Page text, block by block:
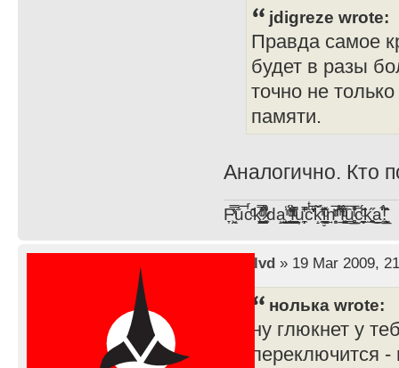
jdigreze wrote:
Правда самое
будет в разы
точно не
памяти.
Аналогично. Кто
F̞͖̭̿̔ͯu̐̅cͬ̑ͩk̨̤̳͇̮̭̪̠̽̿̓̆ͭͩ ̷̩̰͎̩͓̘̾̀ͬ̊ͭ͛ͅda̝̺͙̬͎̝̾͟ ̰̜̝̯͉̯̖̓̎́ͨ̽ͫ͟f̟͇̭̀ͬͨͭ̐̚u̹̼̹̗̞͑̔͂͐̚cͭ̅̊̆̒̆ǩ̝̩̯́ͥ̔̍̑ḭ͓͍̳̬ͦ̽͂n͍͎͈̈̅ͩͬ ̊ͫ̂̾̑̈́f̲͚͉͓͗̋́ͧͦ̅ȗ͇̲̻͈̲̅̎͗͒ͭ͡c̬̟̠̹̯̈́ͩ͘ͅk̫̠̻̋͜a̲͒̾̇!͙͕̺͉̗̩̲̂̏̄̀
lvd» 19 Mar 2009,
нолька wrote:
ну глюкнет у
переключится